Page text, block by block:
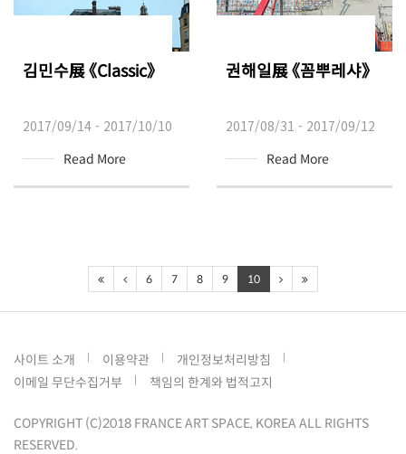
김민수展 《Classic》
2017/09/14 - 2017/10/10
Read More
권해일展 《꼼뿌레샤》
2017/08/31 - 2017/09/12
Read More
6 7 8 9 10
사이트 소개 이용약관
개인정보처리방침
이메일 무단수집거부
책임의 한계와 법적고지
COPYRIGHT (C)2018 FRANCE ART SPACE, KOREA ALL RIGHTS
RESERVED.